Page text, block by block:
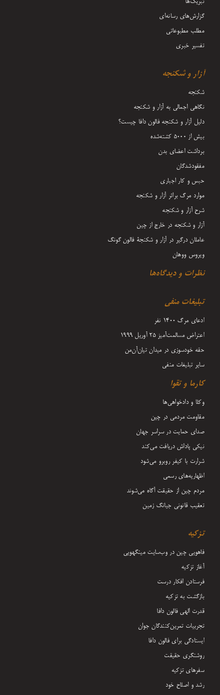
تبریک‌ها
گزارش‌های رسانه‌ای
مطلب مطبوعاتی
تفسیر خبری
آزار و شکنجه
شکنجه
نگاهی اجمالی به آزار و شکنجه
دلیل آزار و شکنجه فالون دافا چیست؟
بیش از 5000 کشته‌شده
برداشت اعضای بدن
مفقودشدگان
حبس و کار اجباری
موارد مرگ براثر آزار و شکنجه
شرح آزار و شکنجه
آزار و شکنجه در خارج از چین
عاملان درگیر در آزار و شکنجۀ فالون گونگ
ویروس ووهان
نظرات و دیدگاه‌ها
تبلیغات منفی
ادعای مرگ 1400 نفر
اعتراض مسالمت‌آمیز ۲۵ آوریل ۱۹۹۹
حقه خودسوزی در میدان تیان‌آن‌من
سایر تبلیغات منفی
کارما و تقوا
وکلا و دادخواهی‌ها
مقاومت مردمی در چین
صدای حمایت در سراسر جهان
نیکی پاداش دریافت می‌کند
شرارت با کیفر روبرو می‌شود
اظهاریه‌های رسمی
مردم چین از حقیقت آگاه می‌شوند
تعقیب قانونی جیانگ زمین
تزکیه
فاهویی چین در وب‌سایت مینگهویی
آغاز تزکیه
فرستادن افکار درست
بازگشت به تزکیه
قدرت الهی فالون دافا
تجربیات تمرین‌کنندگان جوان
ایستادگی برای فالون دافا
روشنگری حقیقت
سفرهای تزکیه
رشد و اصلاح خود